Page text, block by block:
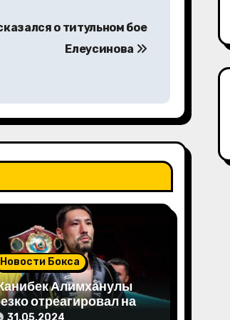
о титульном бое
Елеусинова
Новости Бокса
Алимханулы
отреагировал на
чемпиона мира
31.05.2024